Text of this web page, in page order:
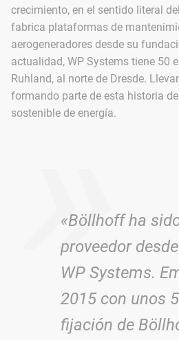
crecimiento, en el sentido literal
fabrica plataformas de
aerogeneradores desde su
actualidad, WP Systems tiene 50
Ruhland, al norte de Dresde.
formando parte de esta historia
sostenible de energía.
«Böllhoff ha
proveedor
WP Systems.
2015 con unos
fijación de
»